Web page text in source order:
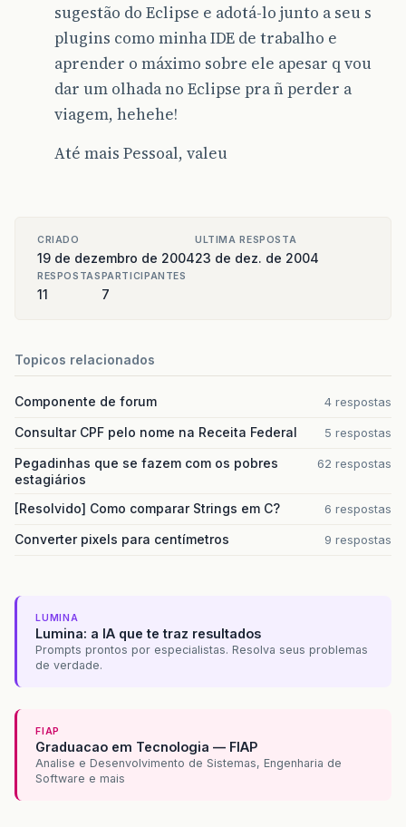
sugestão do Eclipse e adotá-lo junto a seu s
plugins como minha IDE de trabalho e
aprender o máximo sobre ele apesar q vou
dar um olhada no Eclipse pra ñ perder a
viagem, hehehe!
Até mais Pessoal, valeu
CRIADO
19 de dezembro de 2004
ULTIMA RESPOSTA
23 de dez. de 2004
RESPOSTAS
11
PARTICIPANTES
7
Topicos relacionados
Componente de forum 4 respostas
Consultar CPF pelo nome na Receita Federal 5 respostas
Pegadinhas que se fazem com os pobres
estagiários
62 respostas
[Resolvido] Como comparar Strings em C? 6 respostas
Converter pixels para centímetros 9 respostas
LUMINA
Lumina: a IA que te traz resultados
Prompts prontos por especialistas. Resolva seus problemas
de verdade.
FIAP
Graduacao em Tecnologia — FIAP
Analise e Desenvolvimento de Sistemas, Engenharia de
Software e mais